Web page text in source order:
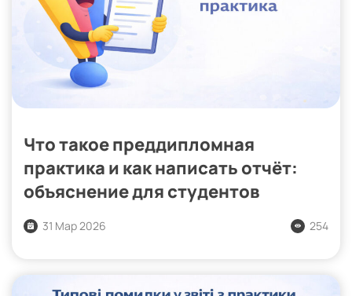
Что такое преддипломная
практика и как написать отчёт:
объяснение для студентов
31 Мар 2026 254